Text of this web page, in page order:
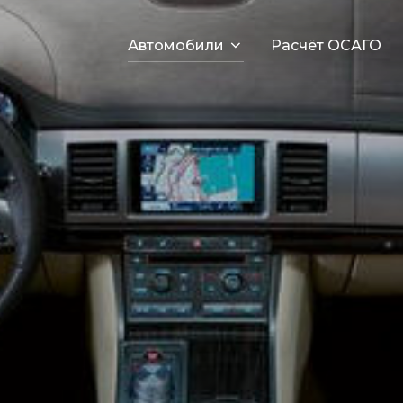
Автомобили Расчёт ОСАГО